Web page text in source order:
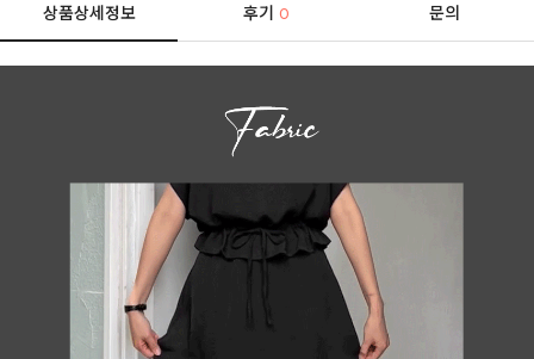
상품상세정보 후기0 문의